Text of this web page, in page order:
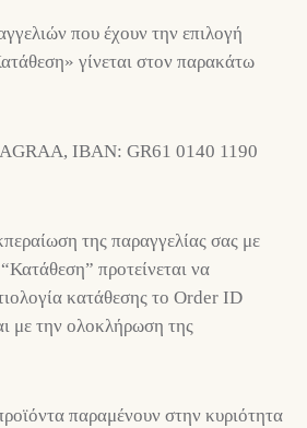
που έχουν την επιλογή
γίνεται στον παρακάτω
IBAN: GR61 0140 1190
της παραγγελίας σας με
προτείνεται να
κατάθεσης το Order ID
με την ολοκλήρωση της
παραμένουν στην κυριότητα